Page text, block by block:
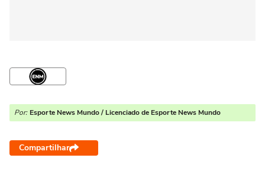
Por: Esporte News Mundo / Licenciado de Esporte News Mundo
Compartilhar